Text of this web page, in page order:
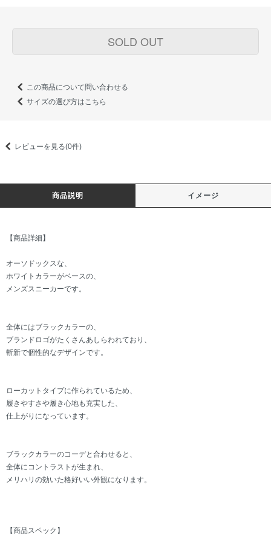
SOLD OUT
この商品について問い合わせる
サイズの選び方はこちら
レビューを見る(0件)
商品説明 イメージ
【商品詳細】
オーソドックスな、
ホワイトカラーがベースの、
メンズスニーカーです。
全体にはブラックカラーの、
ブランドロゴがたくさんあしらわれており、
斬新で個性的なデザインです。
ローカットタイプに作られているため、
履きやすさや履き心地も充実した、
仕上がりになっています。
ブラックカラーのコーデと合わせると、
全体にコントラストが生まれ、
メリハリの効いた格好いい外観になります。
【商品スペック】